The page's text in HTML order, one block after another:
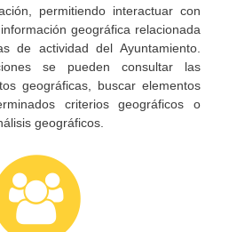
permitiendo interactuar con
geográfica relacionada
de actividad del Ayuntamiento.
se pueden consultar las
geográficas, buscar elementos
criterios geográficos o
geográficos.